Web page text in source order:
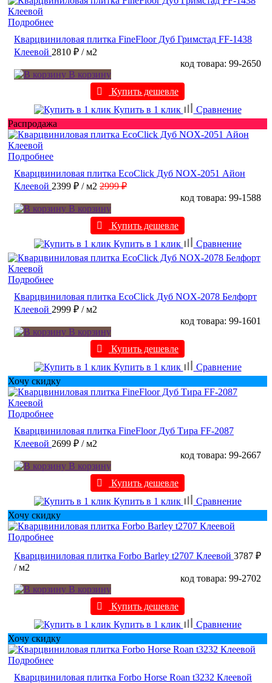
Подробнее
Кварцвиниловая плитка FineFloor Дуб Гримстад FF-1438
Клеевой 2810 ₽ / м2
код товара: 99-2650
В корзину
Купить дешевле
Купить в 1 клик
Сравнение
Распродажа
Подробнее
Кварцвиниловая плитка EcoClick Дуб NOX-2051 Айон
Клеевой 2399 ₽ / м2 2999 ₽
код товара: 99-1588
В корзину
Купить дешевле
Купить в 1 клик
Сравнение
Подробнее
Кварцвиниловая плитка EcoClick Дуб NOX-2078 Белфорт
Клеевой 2999 ₽ / м2
код товара: 99-1601
В корзину
Купить дешевле
Купить в 1 клик
Сравнение
Хочу скидку
Подробнее
Кварцвиниловая плитка FineFloor Дуб Тира FF-2087
Клеевой 2699 ₽ / м2
код товара: 99-2667
В корзину
Купить дешевле
Купить в 1 клик
Сравнение
Хочу скидку
Подробнее
Кварцвиниловая плитка Forbo Barley t2707 Клеевой 3787 ₽
/ м2
код товара: 99-2702
В корзину
Купить дешевле
Купить в 1 клик
Сравнение
Хочу скидку
Подробнее
Кварцвиниловая плитка Forbo Horse Roan t3232 Клеевой